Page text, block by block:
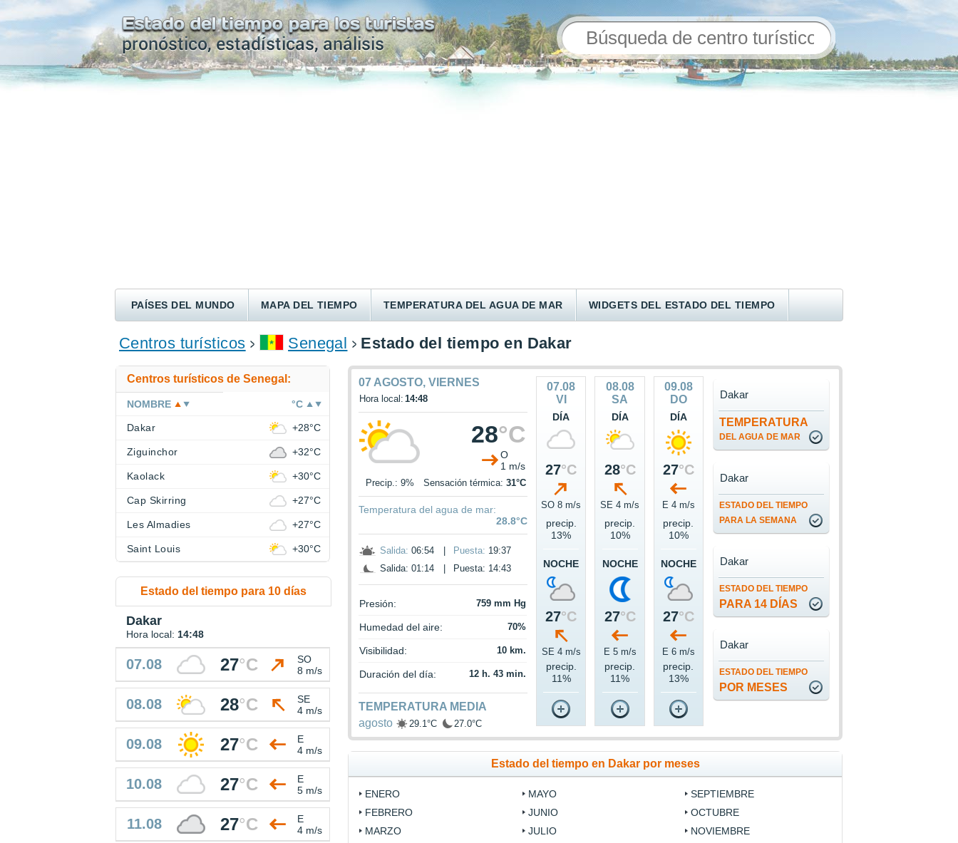
PAÍSES DEL MUNDO MAPA DEL TIEMPO TEMPERATURA DEL AGUA DE MAR WIDGETS DEL ESTADO DEL TIEMPO
ENCONTRAR UN HOTEL
Centros turísticos Senegal Estado del tiempo en Dakar
07 AGOSTO, VIERNES
Hora local: 14:48
28°C
O
1 m/s
Precip.: 9% Sensación térmica:31°C
Temperatura del agua de mar:
28.8°C
Salida: 06:54 Puesta: 19:37
Salida: 01:14
Puesta: 14:43
Presión: 759 mm Hg
Humedad del aire: 70%
Visibilidad: 10 km.
Duración del día: 12 h. 43 min.
TEMPERATURA MEDIA
agosto
29.1°C 27.0°C
07.08
VI
DÍA
27°C
SO 8 m/s
precip.
13%
NOCHE
27°C
SE 4 m/s
precip.
11%
08.08
SA
DÍA
28°C
SE 4 m/s
precip.
10%
NOCHE
27°C
E 5 m/s
precip.
11%
09.08
DO
DÍA
27°C
E 4 m/s
precip.
10%
NOCHE
27°C
E 6 m/s
precip.
13%
TEMPERATURA
DEL AGUA DE MAR
Dakar
ESTADO DEL TIEMPO
PARA LA SEMANA
Dakar
ESTADO DEL TIEMPO
PARA 14 DÍAS
Dakar
ESTADO DEL TIEMPO
POR MESES
Dakar
Estado del tiempo en Dakar por meses
ENERO
FEBRERO
MARZO
MAYO
JUNIO
JULIO
SEPTIEMBRE
OCTUBRE
NOVIEMBRE
Centros turísticos de Senegal:
NOMBRE °C
Dakar +28°C
Ziguinchor +32°C
Kaolack +30°C
Cap Skirring +27°C
Les Almadies +27°C
Saint Louis +30°C
Estado del tiempo para 10 días
Dakar
Hora local: 14:48
07.08 27°C
SO
8 m/s
08.08 28°C
SE
4 m/s
09.08 27°C
E
4 m/s
10.08 27°C
E
5 m/s
11.08 27°C
E
4 m/s